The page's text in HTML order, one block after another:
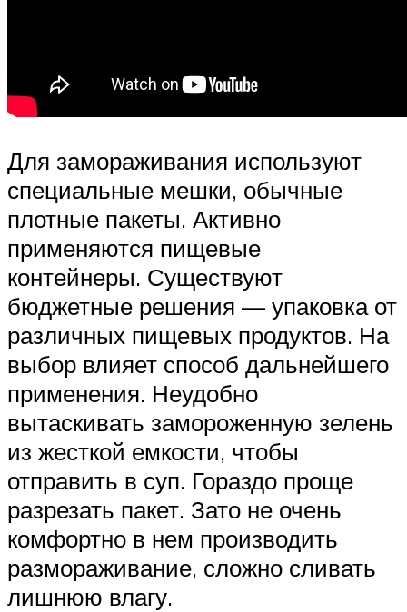
Для замораживания используют
специальные мешки, обычные
плотные пакеты. Активно
применяются пищевые
контейнеры. Существуют
бюджетные решения — упаковка от
различных пищевых продуктов. На
выбор влияет способ дальнейшего
применения. Неудобно
вытаскивать замороженную зелень
из жесткой емкости, чтобы
отправить в суп. Гораздо проще
разрезать пакет. Зато не очень
комфортно в нем производить
размораживание, сложно сливать
лишнюю влагу.